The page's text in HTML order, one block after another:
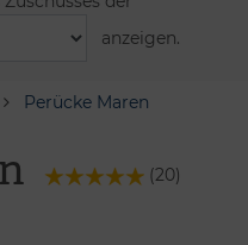
anzeigen.
Perücke Maren
(20)